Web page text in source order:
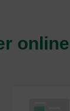
online